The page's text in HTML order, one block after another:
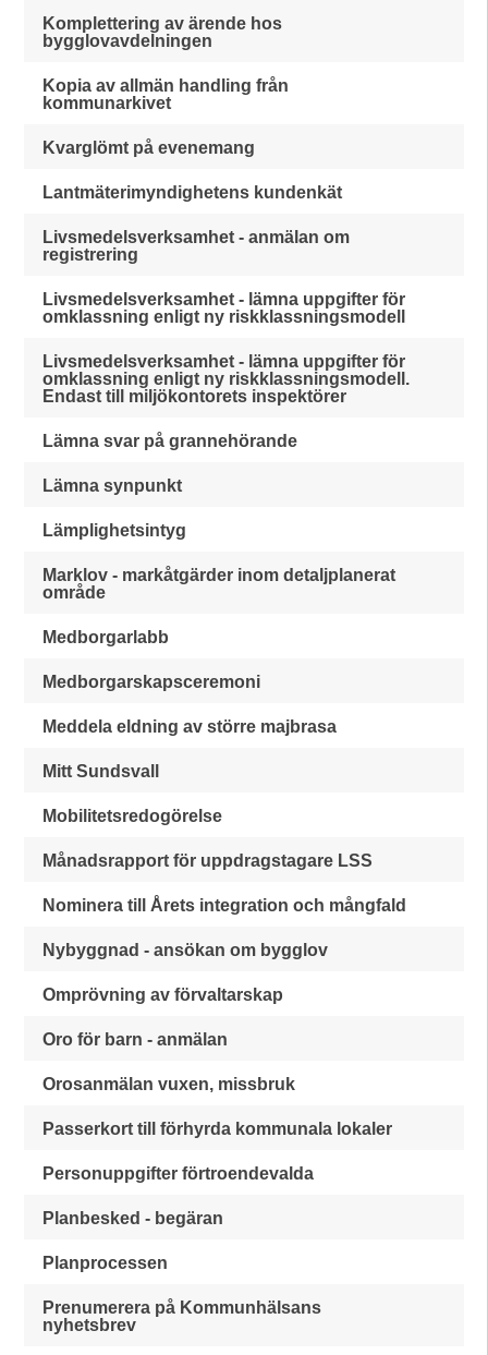
Komplettering av ärende hos
bygglovavdelningen
Kopia av allmän handling från
kommunarkivet
Kvarglömt på evenemang
Lantmäterimyndighetens kundenkät
Livsmedelsverksamhet - anmälan om
registrering
Livsmedelsverksamhet - lämna uppgifter för
omklassning enligt ny riskklassningsmodell
Livsmedelsverksamhet - lämna uppgifter för
omklassning enligt ny riskklassningsmodell.
Endast till miljökontorets inspektörer
Lämna svar på grannehörande
Lämna synpunkt
Lämplighetsintyg
Marklov - markåtgärder inom detaljplanerat
område
Medborgarlabb
Medborgarskapsceremoni
Meddela eldning av större majbrasa
Mitt Sundsvall
Mobilitetsredogörelse
Månadsrapport för uppdragstagare LSS
Nominera till Årets integration och mångfald
Nybyggnad - ansökan om bygglov
Omprövning av förvaltarskap
Oro för barn - anmälan
Orosanmälan vuxen, missbruk
Passerkort till förhyrda kommunala lokaler
Personuppgifter förtroendevalda
Planbesked - begäran
Planprocessen
Prenumerera på Kommunhälsans
nyhetsbrev